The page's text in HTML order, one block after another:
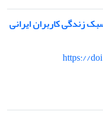
زندگی کاربران ایرانی
https://